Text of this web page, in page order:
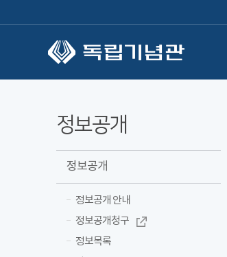
정보공개
정보공개
정보공개 안내
정보공개청구
정보목록